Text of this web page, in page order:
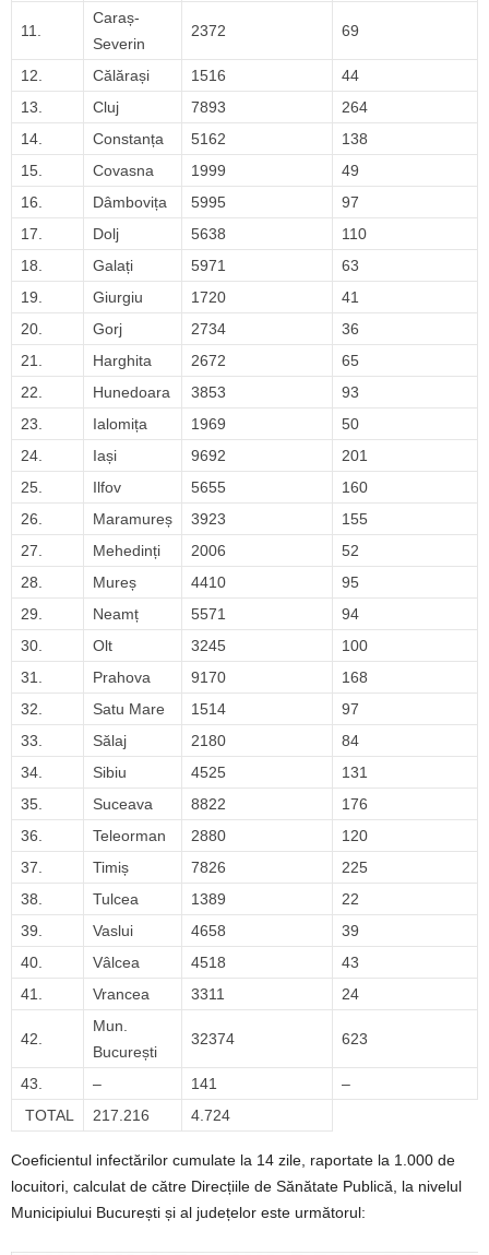
11.
Caraș-
Severin
2372 69
12. Călărași 1516
44
13.
Cluj 7893
264
14.
Constanța 5162
138
15.
Covasna 1999
49
16.
Dâmbovița 5995
97
17.
Dolj 5638
110
18.
Galați 5971
63
19.
Giurgiu 1720
41
20.
Gorj 2734
36
21.
Harghita 2672
65
22.
Hunedoara 3853
93
23.
Ialomița 1969
50
24.
Iași 9692
201
25.
Ilfov 5655
160
26.
Maramureș 3923
155
27.
Mehedinți 2006
52
28.
Mureș 4410
95
29.
Neamț 5571
94
30.
Olt 3245
100
31.
Prahova 9170
168
32.
Satu Mare 1514
97
33.
Sălaj 2180
84
34.
Sibiu 4525
131
35.
Suceava 8822
176
36.
Teleorman 2880
120
37.
Timiș 7826
225
38.
Tulcea 1389
22
39.
Vaslui 4658
39
40.
Vâlcea 4518
43
41.
Vrancea 3311 24
42.
Mun.
București
32374 623
43. – 141
–
TOTAL
217.216 4.724
Coeficientul infectărilor cumulate la 14 zile, raportate la 1.000 de
locuitori, calculat de către Direcțiile de Sănătate Publică, la nivelul
Municipiului București și al județelor este următorul: